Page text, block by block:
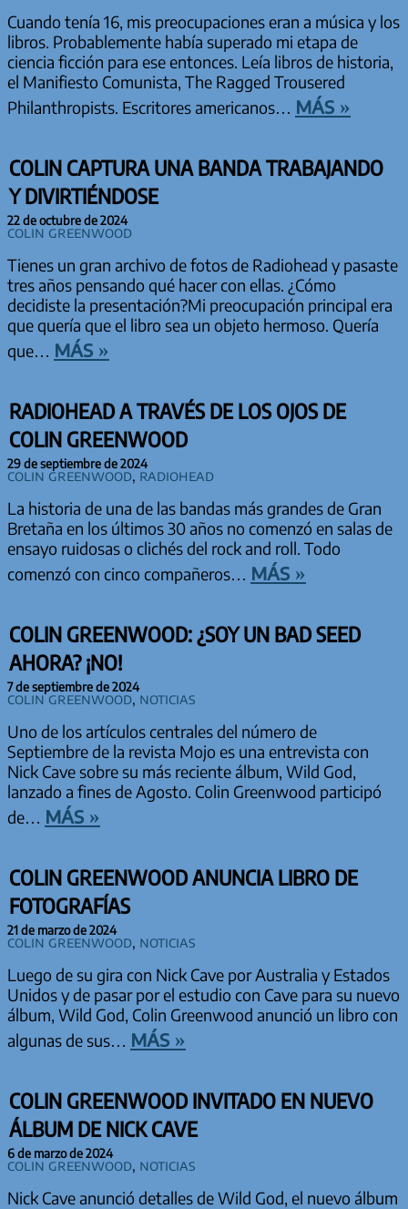
Cuando tenía 16, mis preocupaciones eran a música y los
libros. Probablemente había superado mi etapa de
ciencia ficción para ese entonces. Leía libros de historia,
el Manifiesto Comunista, The Ragged Trousered
Philanthropists. Escritores americanos… más »
COLIN CAPTURA UNA BANDA TRABAJANDO
Y DIVIRTIÉNDOSE
22 de octubre de 2024
Colin Greenwood
Tienes un gran archivo de fotos de Radiohead y pasaste
tres años pensando qué hacer con ellas. ¿Cómo
decidiste la presentación?Mi preocupación principal era
que quería que el libro sea un objeto hermoso. Quería
que… más »
RADIOHEAD A TRAVÉS DE LOS OJOS DE
COLIN GREENWOOD
29 de septiembre de 2024
Colin Greenwood, Radiohead
La historia de una de las bandas más grandes de Gran
Bretaña en los últimos 30 años no comenzó en salas de
ensayo ruidosas o clichés del rock and roll. Todo
comenzó con cinco compañeros… más »
COLIN GREENWOOD: ¿SOY UN BAD SEED
AHORA? ¡NO!
7 de septiembre de 2024
Colin Greenwood, Noticias
Uno de los artículos centrales del número de
Septiembre de la revista Mojo es una entrevista con
Nick Cave sobre su más reciente álbum, Wild God,
lanzado a fines de Agosto. Colin Greenwood participó
de… más »
COLIN GREENWOOD ANUNCIA LIBRO DE
FOTOGRAFÍAS
21 de marzo de 2024
Colin Greenwood, Noticias
Luego de su gira con Nick Cave por Australia y Estados
Unidos y de pasar por el estudio con Cave para su nuevo
álbum, Wild God, Colin Greenwood anunció un libro con
algunas de sus… más »
COLIN GREENWOOD INVITADO EN NUEVO
ÁLBUM DE NICK CAVE
6 de marzo de 2024
Colin Greenwood, Noticias
Nick Cave anunció detalles de Wild God, el nuevo álbum